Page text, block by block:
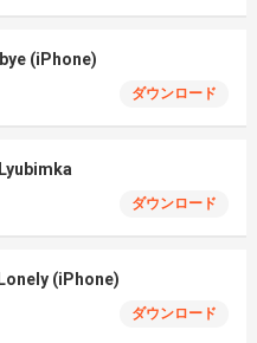
(iPhone)
ダウンロード
ダウンロード
(iPhone)
ダウンロード